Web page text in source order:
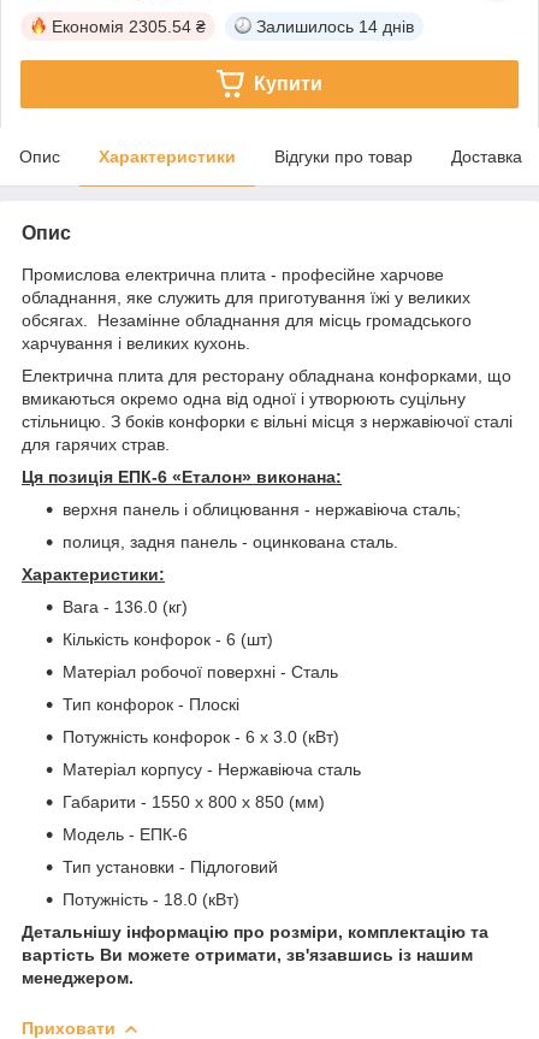
Економія 2305.54 ₴ Залишилось 14 днів
Купити
Опис Характеристики Відгуки про товар Доставка
Опис
Промислова електрична плита - професійне харчове
обладнання, яке служить для приготування їжі у великих
обсягах. Незамінне обладнання для місць громадського
харчування і великих кухонь.
Електрична плита для ресторану обладнана конфорками, що
вмикаються окремо одна від одної і утворюють суцільну
стільницю. З боків конфорки є вільні місця з нержавіючої сталі
для гарячих страв.
Ця позиція ЕПК-6 «Еталон» виконана:
верхня панель і облицювання - нержавіюча сталь;
полиця, задня панель - оцинкована сталь.
Характеристики:
Вага - 136.0 (кг)
Кількість конфорок - 6 (шт)
Матеріал робочої поверхні - Сталь
Тип конфорок - Плоскі
Потужність конфорок - 6 х 3.0 (кВт)
Матеріал корпусу - Нержавіюча сталь
Габарити - 1550 x 800 x 850 (мм)
Модель - ЕПК-6
Тип установки - Підлоговий
Потужність - 18.0 (кВт)
Детальнішу інформацію про розміри, комплектацію та
вартість Ви можете отримати, зв'язавшись із нашим
менеджером.
Приховати